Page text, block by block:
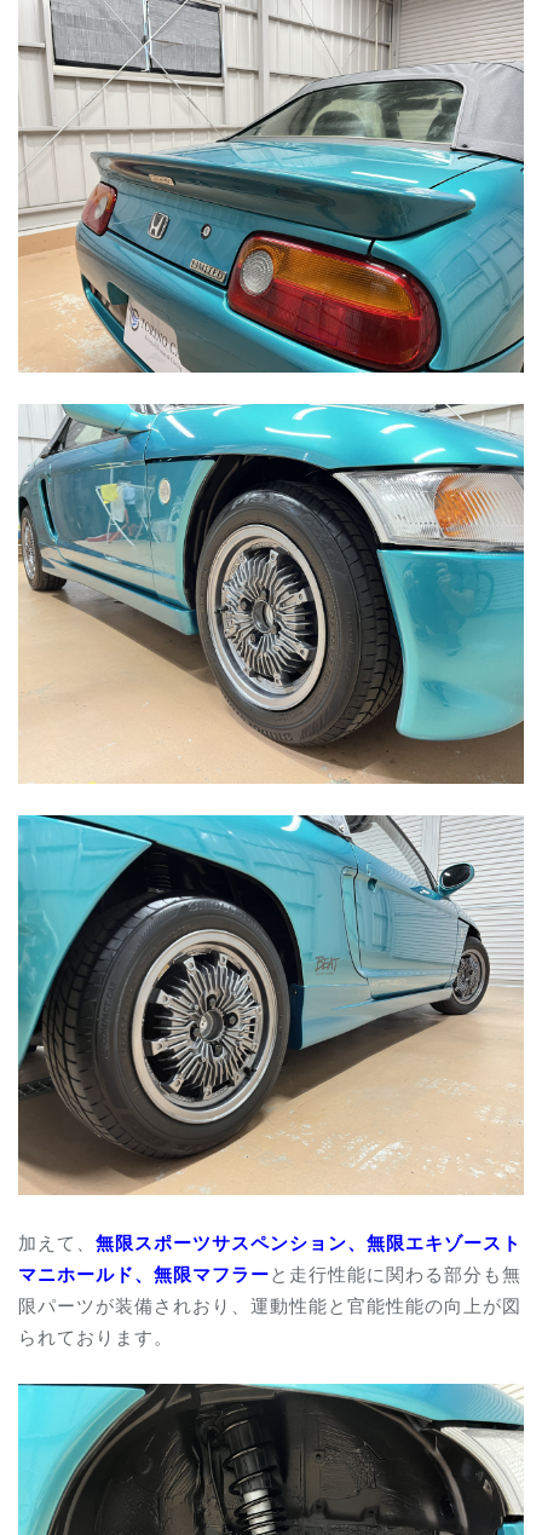
加えて、 無限スポーツサスペンション、 無限エキゾースト
マニホールド、 無限マフラーと走行性能に関わる部分も無
限パーツが装備されおり、運動性能と官能性能の向上が図
られております。